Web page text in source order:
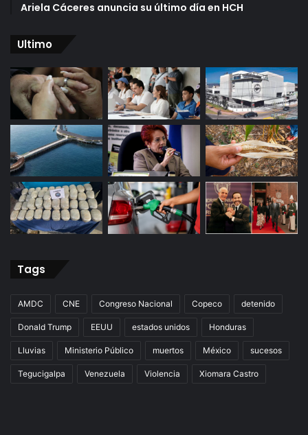
Ariela Cáceres anuncia su último día en HCH
Ultimo
Tags
AMDC CNE Congreso Nacional Copeco detenido
Donald Trump EEUU estados unidos Honduras
Lluvias Ministerio Público muertos México sucesos
Tegucigalpa Venezuela Violencia Xiomara Castro